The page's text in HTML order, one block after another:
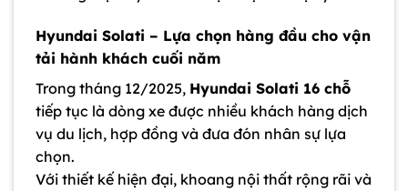
Hyundai Solati – Lựa chọn hàng đầu cho vận
tải hành khách cuối năm
Trong tháng 12/2025, Hyundai Solati 16 chỗ
tiếp tục là dòng xe được nhiều khách hàng dịch
vụ du lịch, hợp đồng và đưa đón nhân sự lựa
chọn.
Với thiết kế hiện đại, khoang nội thất rộng rãi và